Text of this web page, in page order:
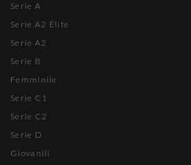
Serie A
Serie A2 Élite
Serie A2
Serie B
Femminile
Serie C1
Serie C2
Serie D
Giovanili